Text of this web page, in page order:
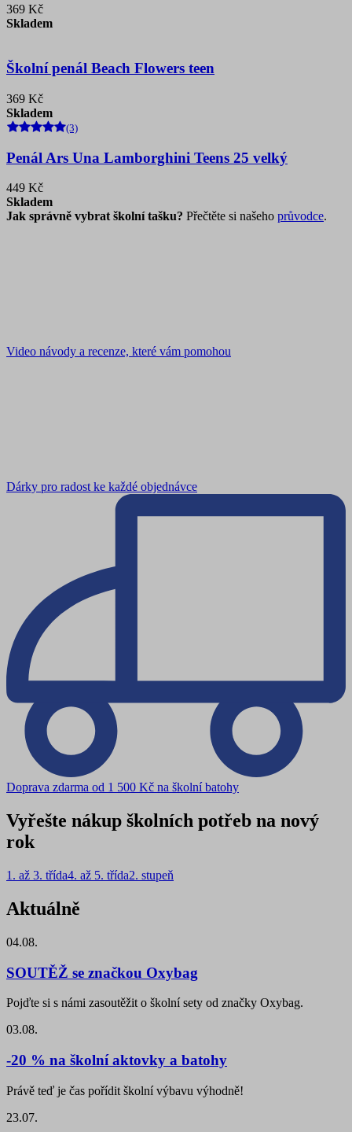
369 Kč
Skladem
Školní penál Beach Flowers teen
369 Kč
Skladem
(3)
Penál Ars Una Lamborghini Teens 25 velký
449 Kč
Skladem
Jak správně vybrat školní tašku? Přečtěte si našeho průvodce.
Video návody a recenze, které vám pomohou
Dárky pro radost ke každé objednávce
Doprava zdarma od 1 500 Kč na školní batohy
Vyřešte nákup školních potřeb na nový
rok
1. až 3. třída4. až 5. třída2. stupeň
Aktuálně
04.08.
SOUTĚŽ se značkou Oxybag
Pojďte si s námi zasoutěžit o školní sety od značky Oxybag.
03.08.
-20 % na školní aktovky a batohy
Právě teď je čas pořídit školní výbavu výhodně!
23.07.